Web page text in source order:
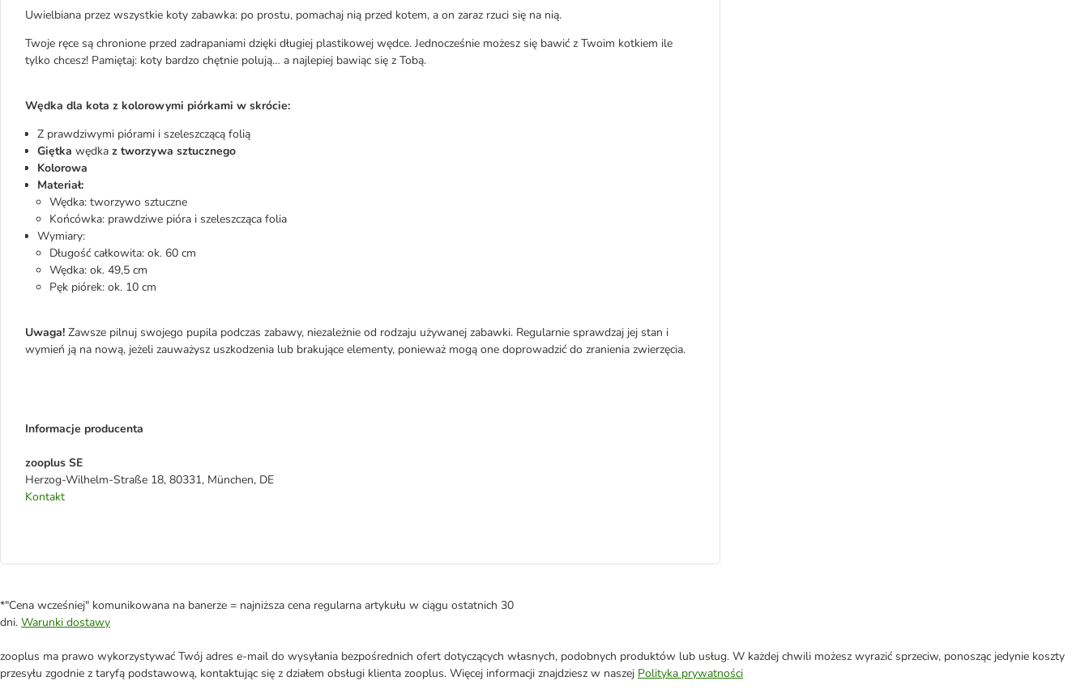
Uwielbiana przez wszystkie koty zabawka: po prostu, pomachaj nią przed kotem, a on zaraz rzuci się na nią.
Twoje ręce są chronione przed zadrapaniami dzięki długiej plastikowej wędce. Jednocześnie możesz się bawić z Twoim kotkiem ile
tylko chcesz! Pamiętaj: koty bardzo chętnie polują… a najlepiej bawiąc się z Tobą.
Wędka dla kota z kolorowymi piórkami w skrócie:
Z prawdziwymi piórami i szeleszczącą folią
Giętka wędka z tworzywa sztucznego
Kolorowa
Materiał:
Wędka: tworzywo sztuczne
Końcówka: prawdziwe pióra i szeleszcząca folia
Wymiary:
Długość całkowita: ok. 60 cm
Wędka: ok. 49,5 cm
Pęk piórek: ok. 10 cm
Uwaga! Zawsze pilnuj swojego pupila podczas zabawy, niezależnie od rodzaju używanej zabawki. Regularnie sprawdzaj jej stan i
wymień ją na nową, jeżeli zauważysz uszkodzenia lub brakujące elementy, ponieważ mogą one doprowadzić do zranienia zwierzęcia.
Informacje producenta
zooplus SE
Herzog-Wilhelm-Straße 18, 80331, München, DE
Kontakt
*"Cena wcześniej" komunikowana na banerze = najniższa cena regularna artykułu w ciągu ostatnich 30
dni. Warunki dostawy
zooplus ma prawo wykorzystywać Twój adres e-mail do wysyłania bezpośrednich ofert dotyczących własnych, podobnych produktów lub usług. W każdej chwili możesz wyrazić sprzeciw, ponosząc jedynie koszty
przesyłu zgodnie z taryfą podstawową, kontaktując się z działem obsługi klienta zooplus. Więcej informacji znajdziesz w naszej Polityka prywatności